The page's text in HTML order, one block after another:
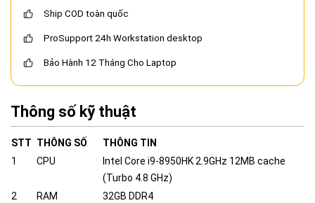
Ship COD toàn quốc
ProSupport 24h Workstation desktop
Bảo Hành 12 Tháng Cho Laptop
Thông số kỹ thuật
STT THÔNG SỐ
THÔNG TIN
1
CPU
Intel Core i9-8950HK 2.9GHz 12MB cache
(Turbo 4.8 GHz)
2
RAM
32GB DDR4